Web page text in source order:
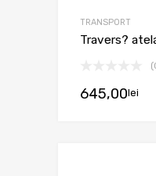
TRANSPORT
Travers?
645,00lei